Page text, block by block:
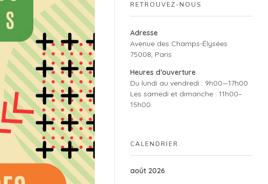
RETROUVEZ-NOUS
Adresse
Avenue des Champs-Élysées
75008, Paris
Heures d’ouverture
Du lundi au vendredi : 9h00—17h00
Les samedi et dimanche : 11h00–
15h00
CALENDRIER
août 2026